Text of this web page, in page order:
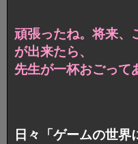
頑張ったね。将来、
が出来たら、
先生が一杯おごっ
日々「ゲームの世界